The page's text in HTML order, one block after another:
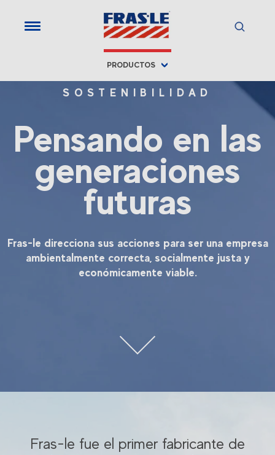
PRODUCTOS
SOSTENIBILIDAD
Pensando en las
generaciones
futuras
Fras-le direcciona sus acciones para ser una empresa
ambientalmente correcta, socialmente justa y
económicamente viable.
Fras-le fue el primer fabricante de